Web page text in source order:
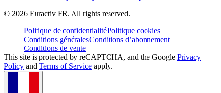
© 2026 Euractiv FR. All rights reserved.
Politique de confidentialitéPolitique cookies
Conditions généralesConditions d’abonnement
Conditions de vente
This site is protected by reCAPTCHA, and the Google Privacy
Policy and Terms of Service apply.